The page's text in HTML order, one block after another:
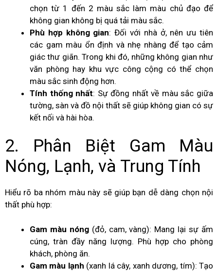
chọn từ 1 đến 2 màu sắc làm màu chủ đạo để
không gian không bị quá tải màu sắc.
Phù hợp không gian: Đối với nhà ở, nên ưu tiên
các gam màu ổn định và nhẹ nhàng để tạo cảm
giác thư giãn. Trong khi đó, những không gian như
văn phòng hay khu vực công cộng có thể chọn
màu sắc sinh động hơn.
Tính thống nhất: Sự đồng nhất về màu sắc giữa
tường, sàn và đồ nội thất sẽ giúp không gian có sự
kết nối và hài hòa.
2. Phân Biệt Gam Màu
Nóng, Lạnh, và Trung Tính
Hiểu rõ ba nhóm màu này sẽ giúp bạn dễ dàng chọn nội
thất phù hợp:
Gam màu nóng(đỏ, cam, vàng): Mang lại sự ấm
cúng, tràn đầy năng lượng. Phù hợp cho phòng
khách, phòng ăn.
Gam màu lạnh (xanh lá cây, xanh dương, tím): Tạo